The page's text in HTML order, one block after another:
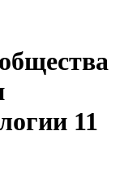
11